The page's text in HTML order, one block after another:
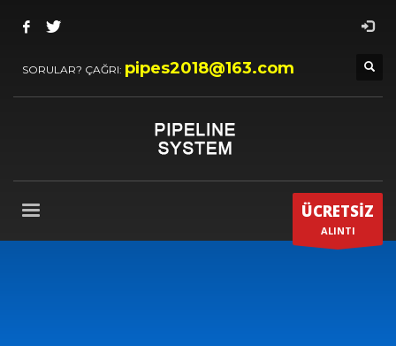
SORULAR? ÇAĞRI: pipes2018@163.com
ÜCRETSİZ
ALINTI